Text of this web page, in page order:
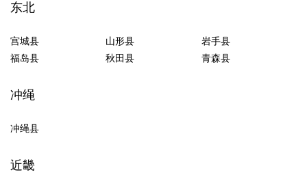
东北
宫城县 山形县
岩手县
福岛县
秋田县 青森县
冲绳
冲绳县
近畿